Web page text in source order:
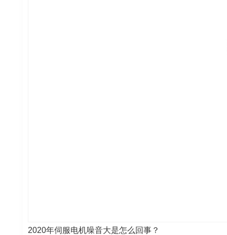
2020年伺服电机噪音大是怎么回事？